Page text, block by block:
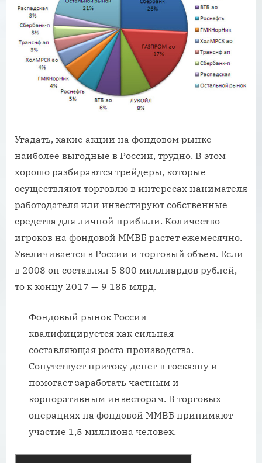
Угадать, какие акции на фондовом рынке
наиболее выгодные в России, трудно. В этом
хорошо разбираются трейдеры, которые
осуществляют торговлю в интересах нанимателя
работодателя или инвестируют собственные
средства для личной прибыли. Количество
игроков на фондовой ММВБ растет ежемесячно.
Увеличивается в России и торговый объем. Если
в 2008 он составлял 5 800 миллиардов рублей,
то к концу 2017 — 9 185 млрд.
Фондовый рынок России
квалифицируется как сильная
составляющая роста производства.
Сопутствует притоку денег в госказну и
помогает заработать частным и
корпоративным инвесторам. В торговых
операциях на фондовой ММВБ принимают
участие 1,5 миллиона человек.